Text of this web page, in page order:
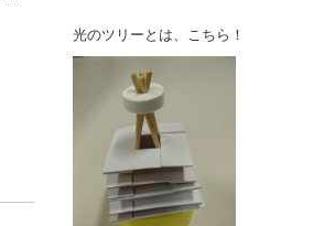
光のツリーとは、こちら！